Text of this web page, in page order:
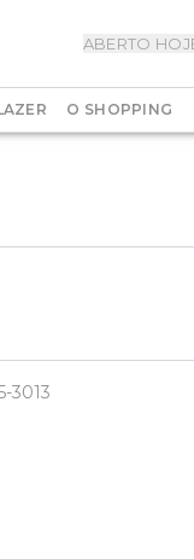
ABERTO
O SHOPPING
3013